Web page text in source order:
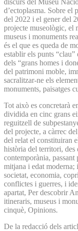
d’ectoplasma. Sobre el
del 2022 i el gener del
projecte museològic, el
museus i monuments
és el que es queda de
establir els punts
dels “grans homes i
del patrimoni moble,
sacralitzar-ne els
monuments, paisatges
Tot això es concretarà
dividida en cinc grans
reguitzell de
del projecte, a càrrec
del relat el constituiran
història del territori, des
contemporània,
mitjana i edat moderna;
societat, economia,
conflictes i guerres, i
apartat, Per descobrir
itineraris, museus i
cinquè, Opinions.
De la redacció dels